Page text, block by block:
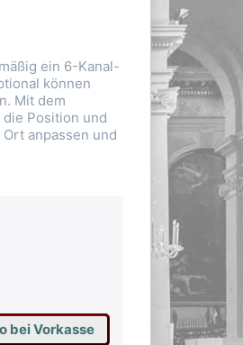
ein 6-Kanal-
können
Mit dem
Position und
anpassen und
Verkaufspreis eines Produkts,
bei Vorkasse